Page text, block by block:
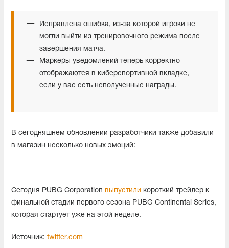
Исправлена ошибка, из-за которой игроки не
могли выйти из тренировочного режима после
завершения матча.
Маркеры уведомлений теперь корректно
отображаются в киберспортивной вкладке,
если у вас есть неполученные награды.
В сегодняшнем обновлении разработчики также добавили
в магазин несколько новых эмоций:
Сегодня PUBG Corporation выпустили короткий трейлер к
финальной стадии первого сезона PUBG Continental Series,
которая стартует уже на этой неделе.
Источник: twitter.com